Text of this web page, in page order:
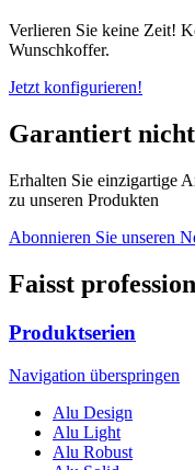
Verlieren Sie keine Zeit!
Wunschkoffer.
Jetzt konfigurieren!
Garantiert
Erhalten Sie einzigartige
zu unseren Produkten
Abonnieren Sie unseren
Faisst
Produktserien
Navigation überspringen
Alu Design
Alu Light
Alu Robust